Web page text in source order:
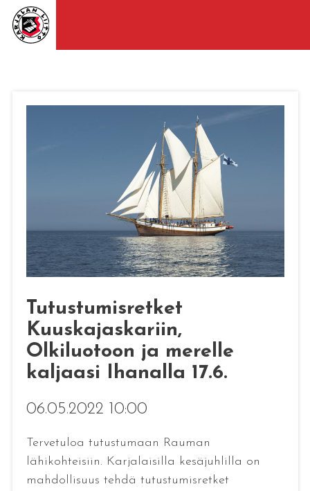
Tutustumisretket
Kuuskajaskariin,
Olkiluotoon ja merelle
kaljaasi Ihanalla 17.6.
06.05.2022 10:00
Tervetuloa tutustumaan Rauman
lähikohteisiin. Karjalaisilla kesäjuhlilla on
mahdollisuus tehdä tutustumisretket